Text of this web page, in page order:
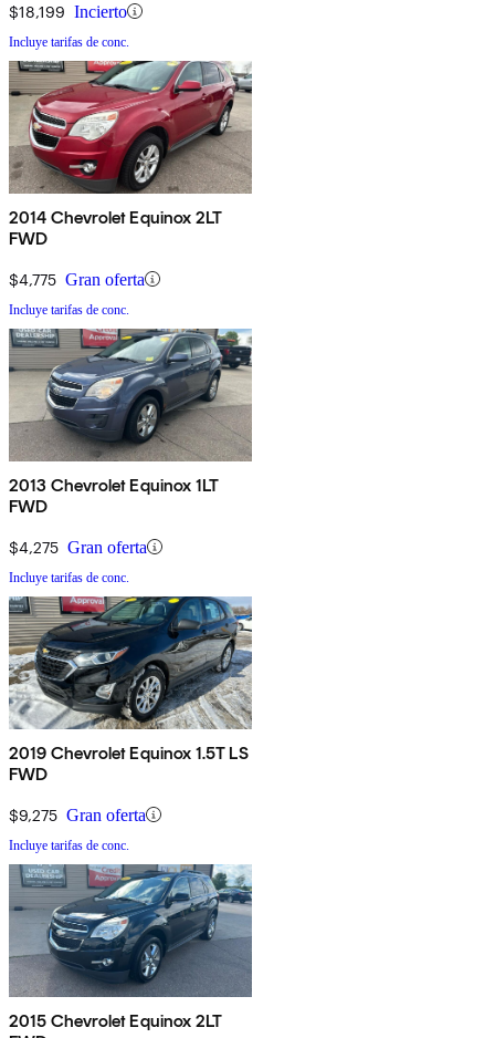
$18,199 Incierto
Incluye tarifas de conc.
2014 Chevrolet Equinox 2LT
FWD
$4,775 Gran oferta
Incluye tarifas de conc.
2013 Chevrolet Equinox 1LT
FWD
$4,275 Gran oferta
Incluye tarifas de conc.
2019 Chevrolet Equinox 1.5T LS
FWD
$9,275 Gran oferta
Incluye tarifas de conc.
2015 Chevrolet Equinox 2LT